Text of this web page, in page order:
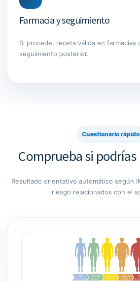
Farmacia y seguimiento
Si procede, receta válida en farmacias
seguimiento posterior.
Cuestionario rápido
Comprueba si
Resultado orientativo automático según
riesgo relacionados con el